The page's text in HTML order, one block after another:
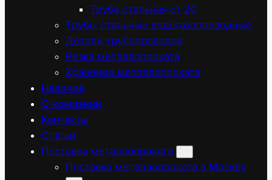
Труба стальная ст 20
Трубы стальные водогазопроводные
Детали трубопроводов
Резка металлопроката
Хранение металлопроката
Наличие
О компании
Контакты
Статьи
Поставка металлопроката
Поставка металлопроката в Москву